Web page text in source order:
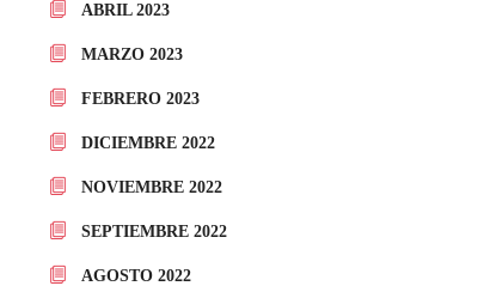
ABRIL 2023
MARZO 2023
FEBRERO 2023
DICIEMBRE 2022
NOVIEMBRE 2022
SEPTIEMBRE 2022
AGOSTO 2022